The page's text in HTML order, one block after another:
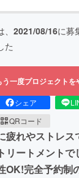
2021/08/16に募
た
う一度プロジェクト
シェア
QRコード
疲れやストレス
リートメントで
OK!完全予約制